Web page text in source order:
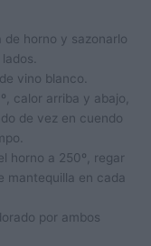
de horno y sazonarlo
vino blanco.
calor arriba y abajo,
de vez en cuendo
horno a 250º, regar
mantequilla en cada
por ambos